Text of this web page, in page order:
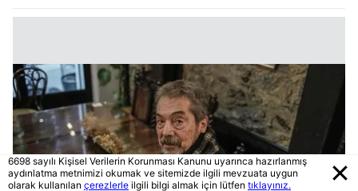
6698 sayılı Kişisel Verilerin Korunması Kanunu uyarınca hazırlanmış
aydınlatma metnimizi okumak ve sitemizde ilgili mevzuata uygun
olarak kullanılan çerezlerle ilgili bilgi almak için lütfen tıklayınız.